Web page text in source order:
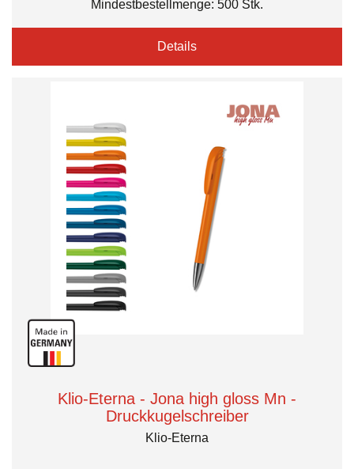
Mindestbestellmenge: 500 Stk.
Details
Klio-Eterna - Jona high gloss Mn -
Druckkugelschreiber
Klio-Eterna